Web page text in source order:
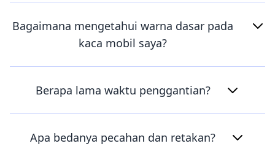
Bagaimana mengetahui warna dasar pada
kaca mobil saya?
Berapa lama waktu penggantian?
Apa bedanya pecahan dan retakan?